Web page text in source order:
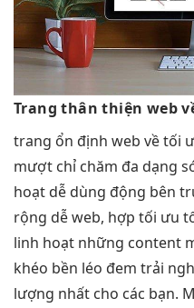
Trangthân thiện web
trang ổn định web vềtối
mượt chỉ chăm đa dạng
hoạt dễ dùng động bên
rộng dễweb, hợp tối ưu
linh hoạt những content
khéo bền léo đem trải
lượng nhất cho các bạn.